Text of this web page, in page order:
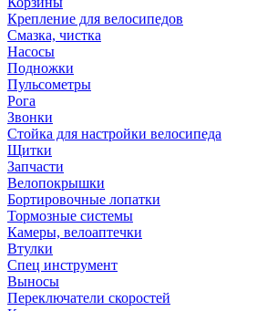
Крепление для велосипедов
Смазка, чистка
Насосы
Подножки
Пульсометры
Рога
Звонки
Стойка для настройки велосипеда
Щитки
Запчасти
Велопокрышки
Бортировочные лопатки
Тормозные системы
Камеры, велоаптечки
Втулки
Спец инструмент
Выносы
Переключатели скоростей